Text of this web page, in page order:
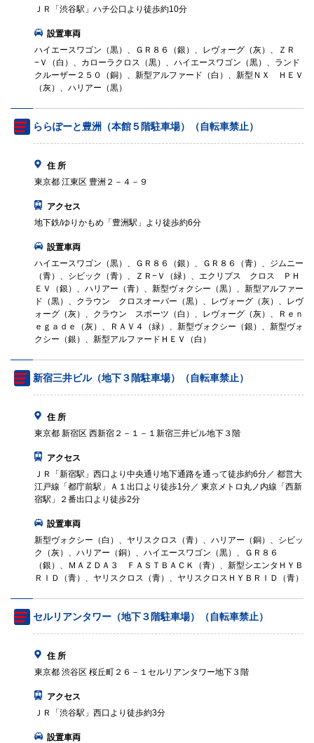
ＪＲ「渋谷駅」ハチ公口より徒歩約10分
設置車両
ハイエースワゴン（黒）、ＧＲ８６（銀）、レヴォーグ（灰）、ＺＲ
−Ｖ（白）、カローラクロス（黒）、ハイエースワゴン（黒）、ランド
クルーザー２５０（銅）、新型アルファード（白）、新型ＮＸ ＨＥＶ
（灰）、ハリアー（黒）
ららぽーと豊洲（本館５階駐車場）（自転車禁止）
住 所
東京都 江東区 豊洲２－４－９
アクセス
地下鉄/ゆりかもめ「豊洲駅」より徒歩約6分
設置車両
ハイエースワゴン（黒）、ＧＲ８６（銀）、ＧＲ８６（青）、ジムニー
（青）、シビック（青）、ＺＲ−Ｖ（緑）、エクリプス クロス ＰＨ
ＥＶ（銀）、ハリアー（青）、新型ヴォクシー（黒）、新型アルファー
ド（黒）、クラウン クロスオーバー（黒）、レヴォーグ（灰）、レヴ
ォーグ（灰）、クラウン スポーツ（白）、レヴォーグ（灰）、Ｒｅｎ
ｅｇａｄｅ（灰）、ＲＡＶ４（緑）、新型ヴォクシー（銀）、新型ヴォ
クシー（銀）、新型アルファードＨＥＶ（白）
新宿三井ビル（地下３階駐車場）（自転車禁止）
住 所
東京都 新宿区 西新宿２－１－１新宿三井ビル地下３階
アクセス
ＪＲ「新宿駅」西口より中央通り地下通路を通って徒歩約6分／ 都営大
江戸線「都庁前駅」Ａ１出口より徒歩1分／ 東京メトロ丸ノ内線「西新
宿駅」２番出口より徒歩2分
設置車両
新型ヴォクシー（白）、ヤリスクロス（青）、ハリアー（銅）、シビッ
ク（灰）、ハリアー（銅）、ハイエースワゴン（黒）、ＧＲ８６
（銀）、ＭＡＺＤＡ３ ＦＡＳＴＢＡＣＫ（青）、新型シエンタＨＹＢ
ＲＩＤ（青）、ヤリスクロス（青）、ヤリスクロスＨＹＢＲＩＤ（青）
セルリアンタワー（地下３階駐車場）（自転車禁止）
住 所
東京都 渋谷区 桜丘町２６－１セルリアンタワー地下３階
アクセス
ＪＲ「渋谷駅」西口より徒歩約3分
設置車両